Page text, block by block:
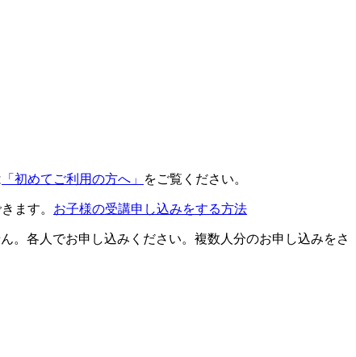
「初めてご利用の方へ」 をご覧ください。
ます。 お子様の受講申し込みをする方法
。各人でお申し込みください。複数人分のお申し込みをさ